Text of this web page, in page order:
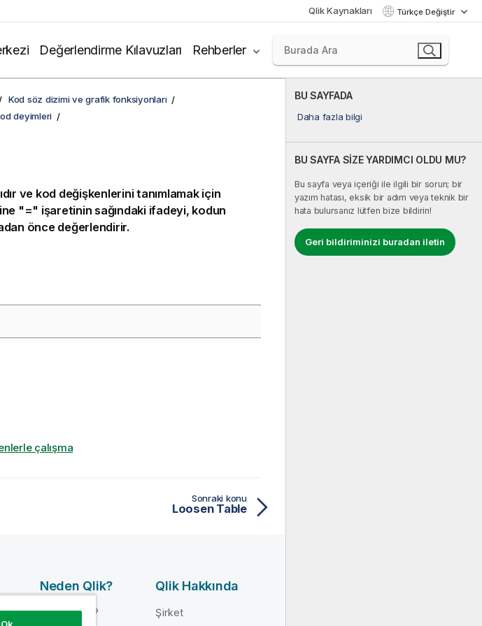
Qlik Kaynakları Türkçe Değiştir
Değerlendirme Kılavuzları Rehberler
BU SAYFADA
Daha fazla bilgi
BU SAYFA SİZE YARDIMCI OLDU MU?
Bu sayfa veya içeriği ile ilgili bir sorun; bir
yazım hatası, eksik bir adım veya teknik bir
hata bulursanız lütfen bize bildirin!
Geri bildiriminizi buradan iletin
Kod söz dizimi ve grafik fonksiyonları
deyimleri
ve kod değişkenlerini tanımlamak için
"=" işaretinin sağındaki ifadeyi, kodun
önce değerlendirir.
çalışma
Sonraki konu
Loosen Table
Neden Qlik?
Neden Qlik?
Qlik Hakkında
Şirket